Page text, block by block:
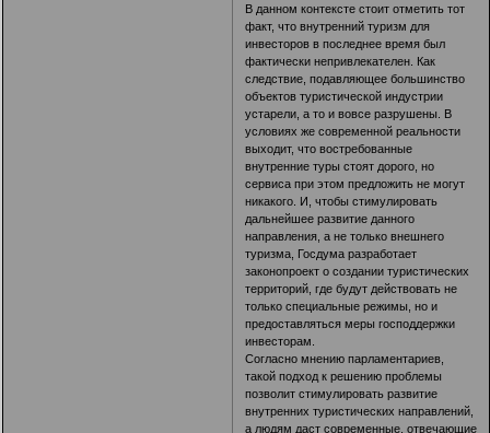
В данном контексте стоит отметить тот
факт, что внутренний туризм для
инвесторов в последнее время был
фактически непривлекателен. Как
следствие, подавляющее большинство
объектов туристической индустрии
устарели, а то и вовсе разрушены. В
условиях же современной реальности
выходит, что востребованные
внутренние туры стоят дорого, но
сервиса при этом предложить не могут
никакого. И, чтобы стимулировать
дальнейшее развитие данного
направления, а не только внешнего
туризма, Госдума разработает
законопроект о создании туристических
территорий, где будут действовать не
только специальные режимы, но и
предоставляться меры господдержки
инвесторам.
Согласно мнению парламентариев,
такой подход к решению проблемы
позволит стимулировать развитие
внутренних туристических направлений,
а людям даст современные, отвечающие